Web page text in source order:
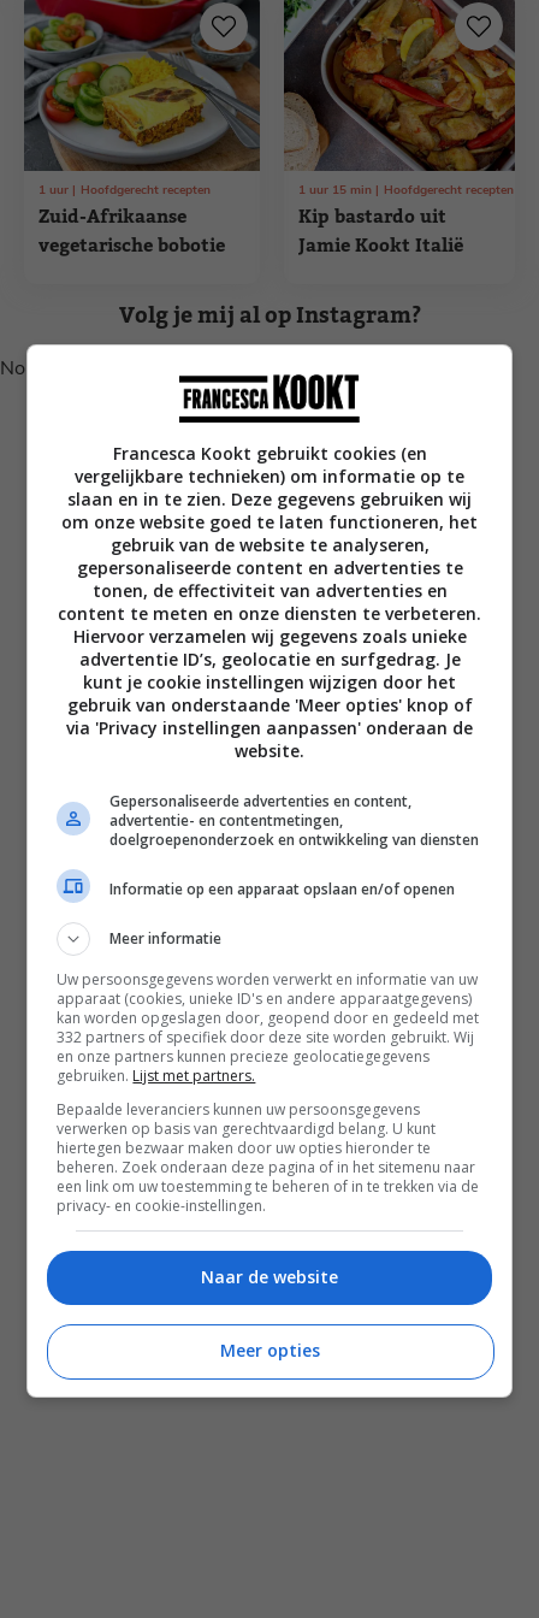
Zuid-Afrikaanse
vegetarische bobotie
1 uur Hoofdgerecht recepten
Kip bastardo uit
Jamie Kookt Italië
1 uur 15 min Hoofdgerecht recepten
Volg je mij al op Instagram?
No posts found.
Disclaimer
Privacy voorwaarden
Contact
Instagram
Facebook
Pinterest
Home
Word gratis lid
Recepten
Leefstijl
Reizen
Shop Francesca Kookt boeken
Shop Voedzaam Leven Ontbijtgids
Samenwerken
Zomer recepten
Salade recepten
Gezonde recepten
Meal prep recepten
Makkelijke recepten
Francesca Kookt gebruikt cookies (en
vergelijkbare technieken) om informatie op te
slaan en in te zien. Deze gegevens gebruiken wij
om onze website goed te laten functioneren, het
gebruik van de website te analyseren,
gepersonaliseerde content en advertenties te
tonen, de effectiviteit van advertenties en
content te meten en onze diensten te verbeteren.
Hiervoor verzamelen wij gegevens zoals unieke
advertentie ID’s, geolocatie en surfgedrag. Je
kunt je cookie instellingen wijzigen door het
gebruik van onderstaande 'Meer opties' knop of
via 'Privacy instellingen aanpassen' onderaan de
website.
Gepersonaliseerde advertenties en content,
advertentie- en contentmetingen,
doelgroepenonderzoek en ontwikkeling van diensten
Informatie op een apparaat opslaan en/of openen
Meer informatie
Uw persoonsgegevens worden verwerkt en informatie van uw
apparaat (cookies, unieke ID's en andere apparaatgegevens)
kan worden opgeslagen door, geopend door en gedeeld met
332 partners of specifiek door deze site worden gebruikt. Wij
en onze partners kunnen precieze geolocatiegegevens
gebruiken. Lijst met partners.
Bepaalde leveranciers kunnen uw persoonsgegevens
verwerken op basis van gerechtvaardigd belang. U kunt
hiertegen bezwaar maken door uw opties hieronder te
beheren. Zoek onderaan deze pagina of in het sitemenu naar
een link om uw toestemming te beheren of in te trekken via de
privacy- en cookie-instellingen.
Naar de website
Meer opties